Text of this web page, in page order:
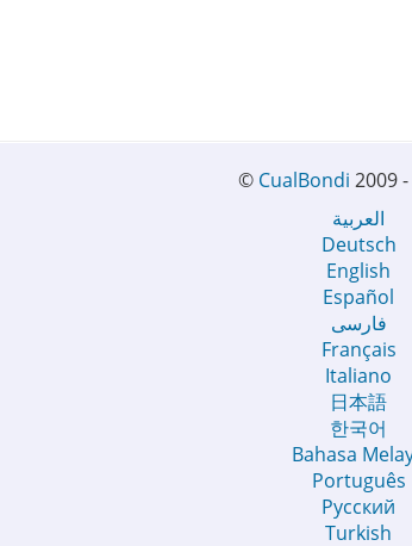
© CualBondi 2009
العربية
Deutsch
English
Español
فارسی
Français
Italiano
日本語
한국어
Bahasa
Português
Русский
Turkish